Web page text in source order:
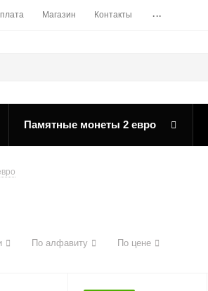
Магазин Контакты ...
Памятные монеты 2 евро
По алфавиту По цене